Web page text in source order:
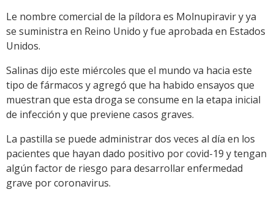
Le nombre comercial de la píldora es Molnupiravir y ya
se suministra en Reino Unido y fue aprobada en Estados
Unidos.
Salinas dijo este miércoles que el mundo va hacia este
tipo de fármacos y agregó que ha habido ensayos que
muestran que esta droga se consume en la etapa inicial
de infección y que previene casos graves.
La pastilla se puede administrar dos veces al día en los
pacientes que hayan dado positivo por covid-19 y tengan
algún factor de riesgo para desarrollar enfermedad
grave por coronavirus.